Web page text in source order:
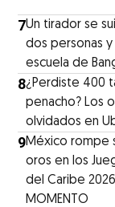
7Un tirador se
dos personas y
escuela de
8¿Perdiste 400
penacho? Los
olvidados en
9México rompe
oros en los
del Caribe
MOMENTO